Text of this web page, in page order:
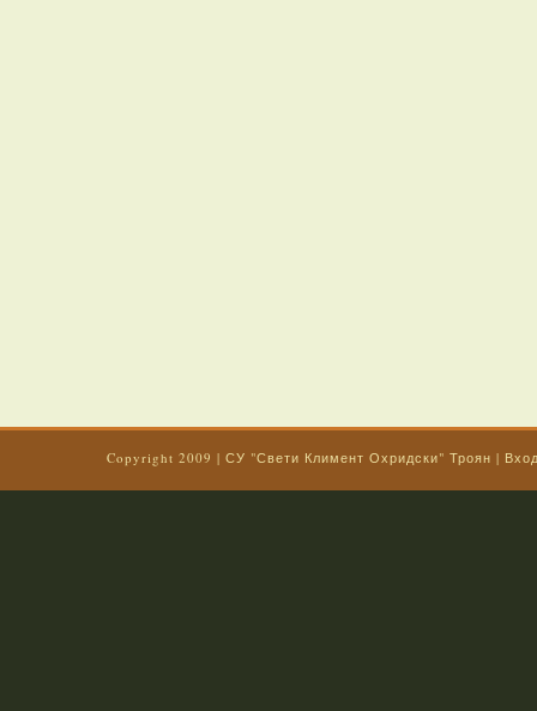
Copyright 2009 | СУ "Свети Климент Охридски" Троян |